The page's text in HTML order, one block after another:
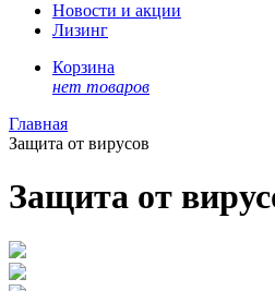
Новости и акции
Лизинг
Корзина
нет товаров
Главная
Защита от вирусов
Защита от